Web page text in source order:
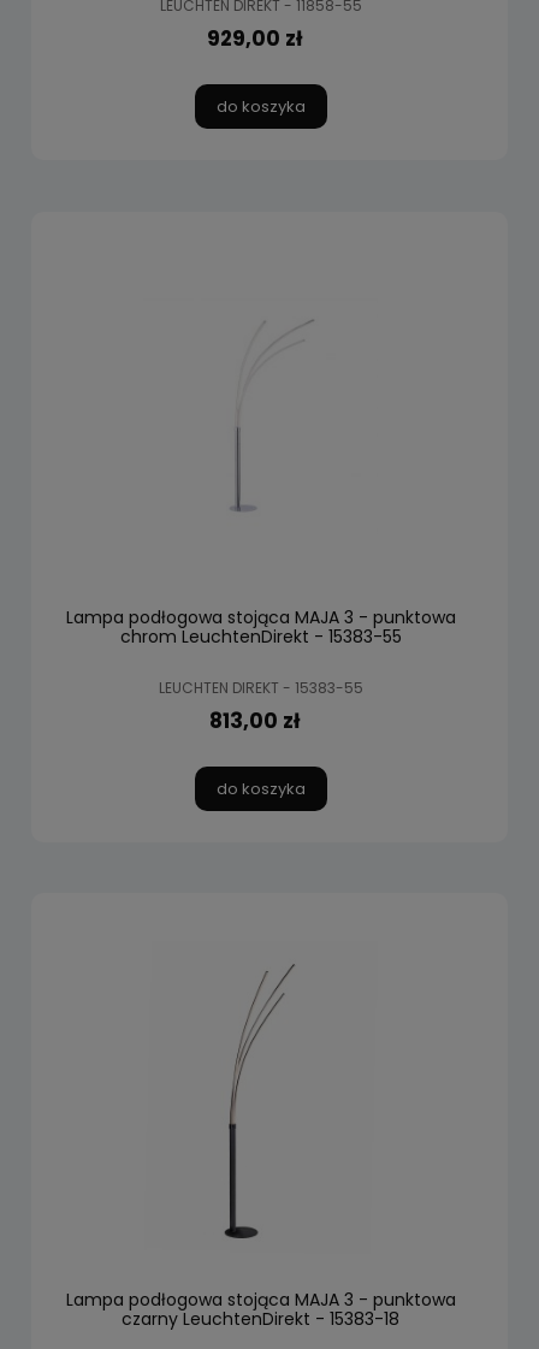
LEUCHTEN DIREKT - 11858-55
929,00 zł
do koszyka
Lampa podłogowa stojąca MAJA 3 - punktowa
chrom LeuchtenDirekt - 15383-55
LEUCHTEN DIREKT - 15383-55
813,00 zł
do koszyka
Lampa podłogowa stojąca MAJA 3 - punktowa
czarny LeuchtenDirekt - 15383-18